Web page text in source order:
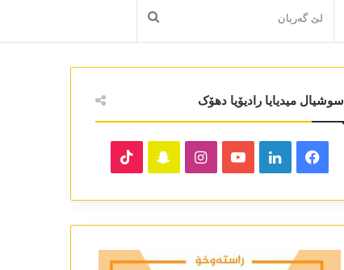
لێ
گەریان
سوشیال میدیایا رادیۆیا دھۆک
Facebook
LinkedIn
YouTube
Instagram
Snapchat